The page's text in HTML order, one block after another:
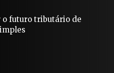
o futuro tributário de